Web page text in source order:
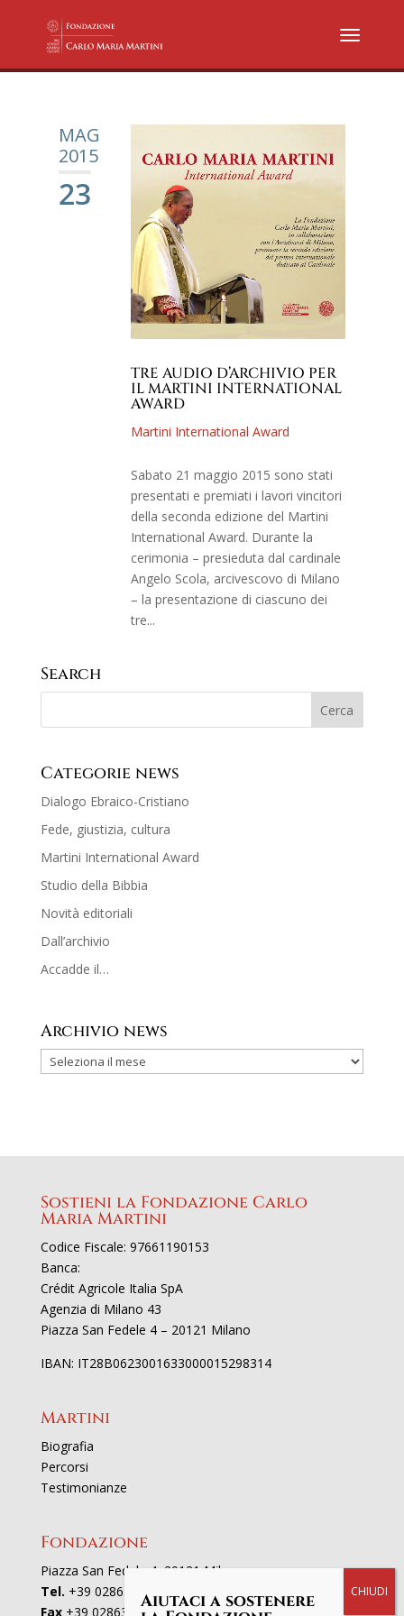
MAG
2015
23
TRE AUDIO D’ARCHIVIO PER
IL MARTINI INTERNATIONAL
AWARD
Martini International Award
Sabato 21 maggio 2015 sono stati
presentati e premiati i lavori vincitori
della seconda edizione del Martini
International Award. Durante la
cerimonia – presieduta dal cardinale
Angelo Scola, arcivescovo di Milano
– la presentazione di ciascuno dei
tre...
Search
Categorie news
Dialogo Ebraico-Cristiano
Fede, giustizia, cultura
Martini International Award
Studio della Bibbia
Novità editoriali
Dall’archivio
Accadde il…
Archivio news
Sostieni la Fondazione Carlo
Maria Martini
Codice Fiscale: 97661190153
Banca:
Crédit Agricole Italia SpA
Agenzia di Milano 43
Piazza San Fedele 4 – 20121 Milano
IBAN: IT28B0623001633000015298314
Martini
Biografia
Percorsi
Testimonianze
Fondazione
Piazza San Fedele 4, 20121 Milano
Tel. +39 02863521
Fax+39 0286352801Aiutaci a sostenere